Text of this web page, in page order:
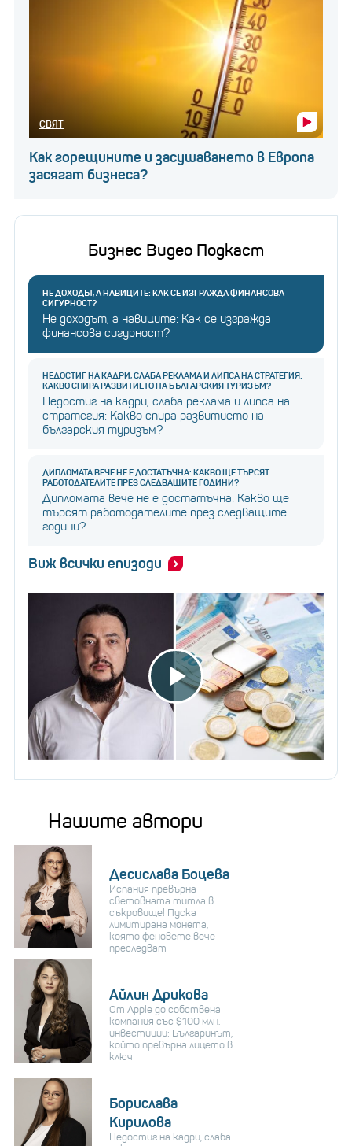
СВЯТ
Как горещините и засушаването в Европа
засягат бизнеса?
Бизнес Видео Подкаст
НЕ ДОХОДЪТ, А НАВИЦИТЕ: КАК СЕ ИЗГРАЖДА ФИНАНСОВА
СИГУРНОСТ?
Не доходът, а навиците: Как се изгражда
финансова сигурност?
НЕДОСТИГ НА КАДРИ, СЛАБА РЕКЛАМА И ЛИПСА НА СТРАТЕГИЯ:
КАКВО СПИРА РАЗВИТИЕТО НА БЪЛГАРСКИЯ ТУРИЗЪМ?
Недостиг на кадри, слаба реклама и липса на
стратегия: Какво спира развитието на
българския туризъм?
ДИПЛОМАТА ВЕЧЕ НЕ Е ДОСТАТЪЧНА: КАКВО ЩЕ ТЪРСЯТ
РАБОТОДАТЕЛИТЕ ПРЕЗ СЛЕДВАЩИТЕ ГОДИНИ?
Дипломата вече не е достатъчна: Какво ще
търсят работодателите през следващите
години?
Виж всички епизоди
Нашите автори
Десислава Боцева
Испания превърна
световната титла в
съкровище! Пуска
лимитирана монета,
която феновете вече
преследват
Айлин Дрикова
От Apple до собствена
компания със $100 млн.
инвестиции: Българинът,
който превърна лицето в
ключ
Борислава
Кирилова
Недостиг на кадри, слаба